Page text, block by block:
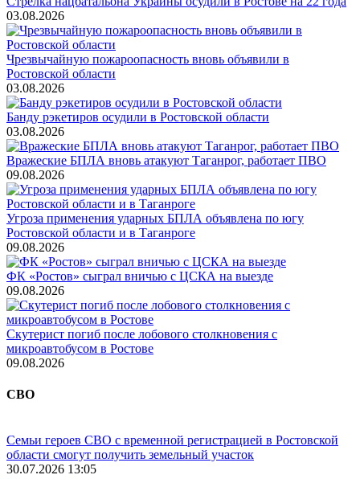
03.08.2026
Чрезвычайную пожароопасность вновь объявили в
Ростовской области
03.08.2026
Банду рэкетиров осудили в Ростовской области
03.08.2026
Вражеские БПЛА вновь атакуют Таганрог, работает ПВО
09.08.2026
Угроза применения ударных БПЛА объявлена по югу
Ростовской области и в Таганроге
09.08.2026
ФК «Ростов» сыграл вничью с ЦСКА на выезде
09.08.2026
Скутерист погиб после лобового столкновения с
микроавтобусом в Ростове
09.08.2026
СВО
Семьи героев СВО с временной регистрацией в Ростовской
области смогут получить земельный участок
30.07.2026 13:05